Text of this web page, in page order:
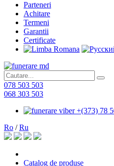
Parteneri
Achitare
Termeni
Garantii
Certificate
078 503 503
068 303 503
+(373) 78
Ro /Ru
Catalog de produse